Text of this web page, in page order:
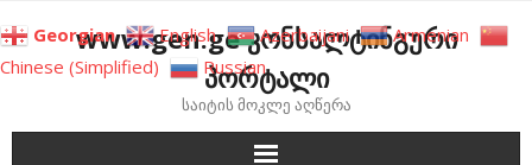
to
content
www.gen.ge კონსალტინგური
პორტალი
საიტის მოკლე აღწერა
Georgian English Azerbaijani
Armenian
Chinese (Simplified)
Russian